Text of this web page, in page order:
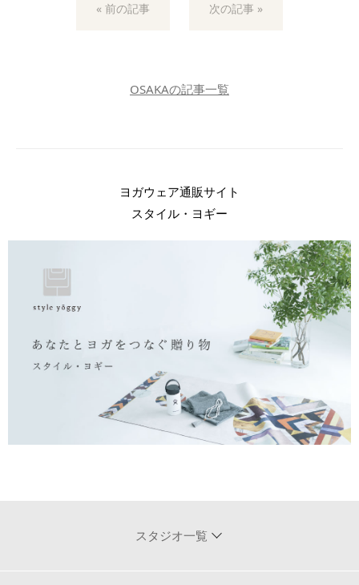
« 前の記事 次の記事 »
OSAKAの記事一覧
ヨガウェア通販サイト
スタイル・ヨギー
スタジオ一覧